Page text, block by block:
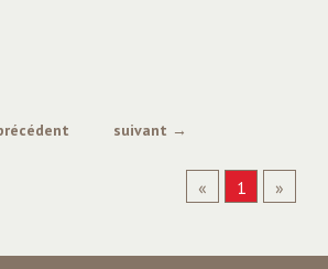
suivant →
« 1 »